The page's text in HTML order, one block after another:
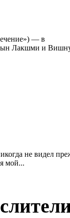
— в
Лакшми и
не видел
мой...